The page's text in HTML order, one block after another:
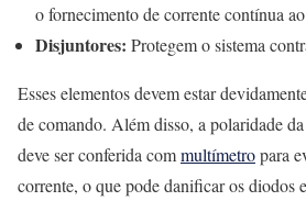
o fornecimento de corrente contínua
Disjuntores: Protegem o sistema
Esses elementos devem estar
de comando. Além disso, a polaridade da
deve ser conferida commultímetropara
corrente, o que pode danificar os diodos